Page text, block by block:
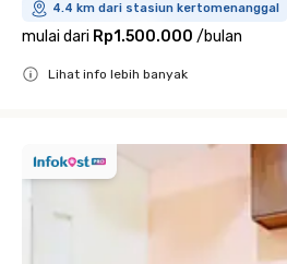
4.4 km dari stasiun kertomenanggal
mulai dari Rp1.500.000 /bulan
Lihat info lebih banyak